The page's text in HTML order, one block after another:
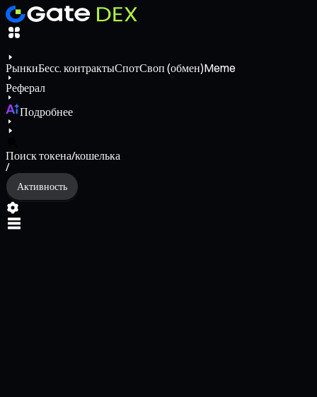
РынкиБесс. контрактыСпотСвоп (обмен)Meme
Реферал
Подробнее
Поиск токена/кошелька
/
Активность